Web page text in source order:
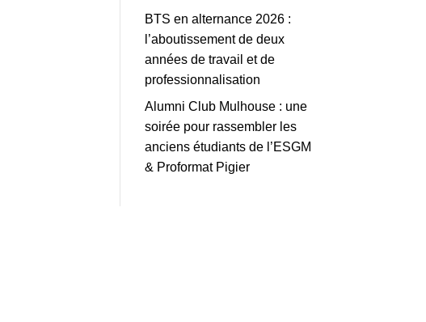
BTS en alternance 2026 :
l’aboutissement de deux
années de travail et de
professionnalisation
Alumni Club Mulhouse : une
soirée pour rassembler les
anciens étudiants de l’ESGM
& Proformat Pigier